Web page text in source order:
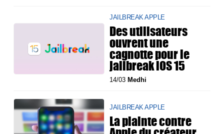
JAILBREAK APPLE
Des utilisateurs
ouvrent une
cagnotte pour le
jailbreak iOS 15
14/03 Medhi
JAILBREAK APPLE
La plainte contre